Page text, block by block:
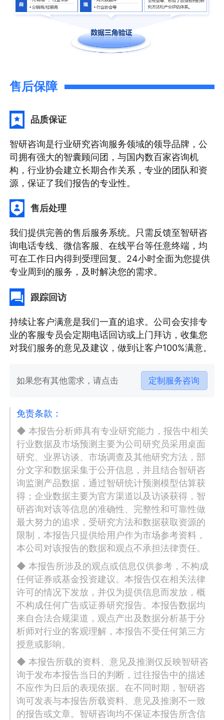
售后保障
品质保证
智研咨询是行业研究咨询服务领域的领导品牌，公
司拥有强大的智囊顾问团，与国内数百家咨询机
构，行业协会建立长期合作关系，专业的团队和资
源，保证了我们报告的专业性。
售后处理
我们提供完善的售后服务系统。只需反馈至智研咨
询电话专线、微信客服、在线平台等任意终端，均
可在工作日内得到受理回复。24小时全面为您提供
专业周到的服务，及时解决您的需求。
跟踪回访
持续让客户满意是我们一直的追求。公司会安排专
业的客服专员会定期电话回访或上门拜访，收集您
对我们服务的意见及建议，做到让客户100%满意。
如果您有其他需求，请点击 定制服务咨询
免责条款：
◆ 本报告分析师具有专业研究能力，报告中相关
行业数据及市场预测主要为公司研究员采用桌面
研究、业界访谈、市场调查及其他研究方法，部
分文字和数据采集于公开信息，并且结合智研咨
询监测产品数据，通过智研统计预测模型估算获
得；企业数据主要为官方渠道以及访谈获得，智
研咨询对该等信息的准确性、完整性和可靠性做
最大努力的追求，受研究方法和数据获取资源的
限制，本报告只提供给用户作为市场参考资料，
本公司对该报告的数据和观点不承担法律责任。
◆ 本报告所涉及的观点或信息仅供参考，不构成
任何证券或基金投资建议。本报告仅在相关法律
许可的情况下发放，并仅为提供信息而发放，概
不构成任何广告或证券研究报告。本报告数据均
来自合法合规渠道，观点产出及数据分析基于分
析师对行业的客观理解，本报告不受任何第三方
授意或影响。
◆ 本报告所载的资料、意见及推测仅反映智研咨
询于发布本报告当日的判断，过往报告中的描述
不应作为日后的表现依据。在不同时期，智研咨
询可发表与本报告所载资料、意见及推测不一致
的报告或文章。智研咨询均不保证本报告所含信